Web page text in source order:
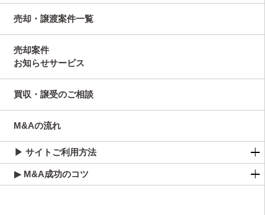
売却・譲渡案件一覧
売却案件
お知らせサービス
買収・譲受のご相談
M&Aの流れ
▶ サイトご利用方法
▶ M&A成功のコツ